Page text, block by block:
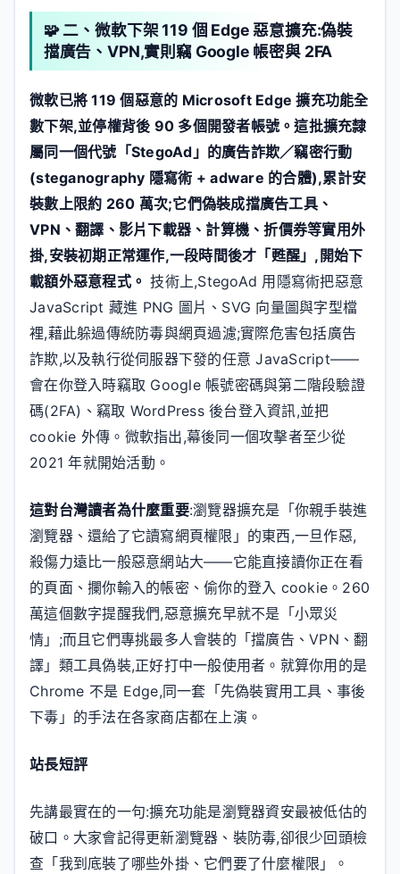
🧩 二、微軟下架 119 個 Edge 惡意擴充:偽裝
擋廣告、VPN,實則竊 Google 帳密與 2FA
微軟已將 119 個惡意的 Microsoft Edge 擴充功能全
數下架,並停權背後 90 多個開發者帳號。這批擴充隸
屬同一個代號「StegoAd」的廣告詐欺／竊密行動
(steganography 隱寫術 + adware 的合體),累計安
裝數上限約 260 萬次;它們偽裝成擋廣告工具、
VPN、翻譯、影片下載器、計算機、折價券等實用外
掛,安裝初期正常運作,一段時間後才「甦醒」,開始下
載額外惡意程式。 技術上,StegoAd 用隱寫術把惡意
JavaScript 藏進 PNG 圖片、SVG 向量圖與字型檔
裡,藉此躲過傳統防毒與網頁過濾;實際危害包括廣告
詐欺,以及執行從伺服器下發的任意 JavaScript——
會在你登入時竊取 Google 帳號密碼與第二階段驗證
碼(2FA)、竊取 WordPress 後台登入資訊,並把
cookie 外傳。微軟指出,幕後同一個攻擊者至少從
2021 年就開始活動。
這對台灣讀者為什麼重要:瀏覽器擴充是「你親手裝進
瀏覽器、還給了它讀寫網頁權限」的東西,一旦作惡,
殺傷力遠比一般惡意網站大——它能直接讀你正在看
的頁面、攔你輸入的帳密、偷你的登入 cookie。260
萬這個數字提醒我們,惡意擴充早就不是「小眾災
情」;而且它們專挑最多人會裝的「擋廣告、VPN、翻
譯」類工具偽裝,正好打中一般使用者。就算你用的是
Chrome 不是 Edge,同一套「先偽裝實用工具、事後
下毒」的手法在各家商店都在上演。
站長短評
先講最實在的一句:擴充功能是瀏覽器資安最被低估的
破口。大家會記得更新瀏覽器、裝防毒,卻很少回頭檢
查「我到底裝了哪些外掛、它們要了什麼權限」。